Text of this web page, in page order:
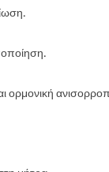
ορμονική